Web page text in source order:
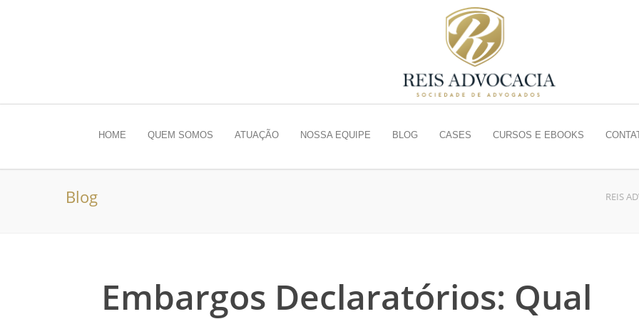
HOME QUEM SOMOS ATUAÇÃO NOSSA EQUIPE BLOG CASES CURSOS E EBOOKS
Blog REIS
Embargos Declaratórios: Qual